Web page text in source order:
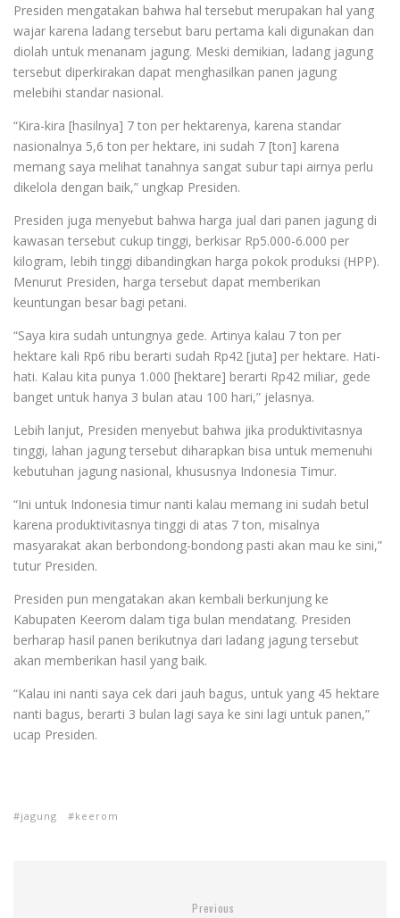
Presiden mengatakan bahwa hal tersebut merupakan hal yang
wajar karena ladang tersebut baru pertama kali digunakan dan
diolah untuk menanam jagung. Meski demikian, ladang jagung
tersebut diperkirakan dapat menghasilkan panen jagung
melebihi standar nasional.
“Kira-kira [hasilnya] 7 ton per hektarenya, karena standar
nasionalnya 5,6 ton per hektare, ini sudah 7 [ton] karena
memang saya melihat tanahnya sangat subur tapi airnya perlu
dikelola dengan baik,” ungkap Presiden.
Presiden juga menyebut bahwa harga jual dari panen jagung di
kawasan tersebut cukup tinggi, berkisar Rp5.000-6.000 per
kilogram, lebih tinggi dibandingkan harga pokok produksi (HPP).
Menurut Presiden, harga tersebut dapat memberikan
keuntungan besar bagi petani.
“Saya kira sudah untungnya gede. Artinya kalau 7 ton per
hektare kali Rp6 ribu berarti sudah Rp42 [juta] per hektare. Hati-
hati. Kalau kita punya 1.000 [hektare] berarti Rp42 miliar, gede
banget untuk hanya 3 bulan atau 100 hari,” jelasnya.
Lebih lanjut, Presiden menyebut bahwa jika produktivitasnya
tinggi, lahan jagung tersebut diharapkan bisa untuk memenuhi
kebutuhan jagung nasional, khususnya Indonesia Timur.
“Ini untuk Indonesia timur nanti kalau memang ini sudah betul
karena produktivitasnya tinggi di atas 7 ton, misalnya
masyarakat akan berbondong-bondong pasti akan mau ke sini,”
tutur Presiden.
Presiden pun mengatakan akan kembali berkunjung ke
Kabupaten Keerom dalam tiga bulan mendatang. Presiden
berharap hasil panen berikutnya dari ladang jagung tersebut
akan memberikan hasil yang baik.
“Kalau ini nanti saya cek dari jauh bagus, untuk yang 45 hektare
nanti bagus, berarti 3 bulan lagi saya ke sini lagi untuk panen,”
ucap Presiden.
jagung keerom
Previous